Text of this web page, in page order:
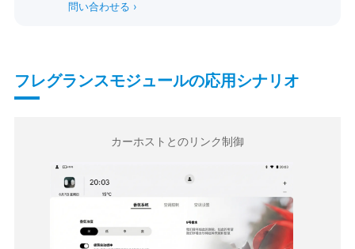
問い合わせる ›
フレグランスモジュールの応用シナリオ
カーホストとのリンク制御